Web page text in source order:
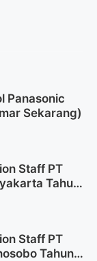
Panasonic
Sekarang)
Staff PT
Tahun
Staff PT
Tahun